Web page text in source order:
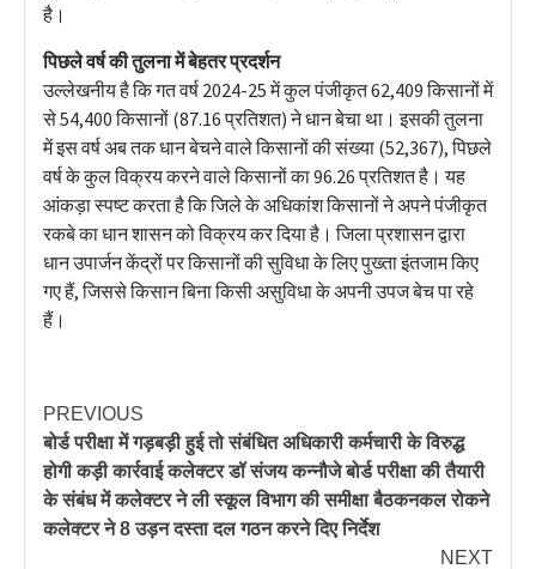
है।
पिछले वर्ष की तुलना में बेहतर प्रदर्शन
उल्लेखनीय है कि गत वर्ष 2024-25 में कुल पंजीकृत 62,409 किसानों में
से 54,400 किसानों (87.16 प्रतिशत) ने धान बेचा था। इसकी तुलना
में इस वर्ष अब तक धान बेचने वाले किसानों की संख्या (52,367), पिछले
वर्ष के कुल विक्रय करने वाले किसानों का 96.26 प्रतिशत है। यह
आंकड़ा स्पष्ट करता है कि जिले के अधिकांश किसानों ने अपने पंजीकृत
रकबे का धान शासन को विक्रय कर दिया है। जिला प्रशासन द्वारा
धान उपार्जन केंद्रों पर किसानों की सुविधा के लिए पुख्ता इंतजाम किए
गए हैं, जिससे किसान बिना किसी असुविधा के अपनी उपज बेच पा रहे
हैं।
PREVIOUS
बोर्ड परीक्षा में गड़बड़ी हुई तो संबंधित अधिकारी कर्मचारी के विरुद्ध
होगी कड़ी कार्रवाई कलेक्टर डॉ संजय कन्नौजे बोर्ड परीक्षा की तैयारी
के संबंध में कलेक्टर ने ली स्कूल विभाग की समीक्षा बैठकनकल रोकने
कलेक्टर ने 8 उड़न दस्ता दल गठन करने दिए निर्देश
NEXT